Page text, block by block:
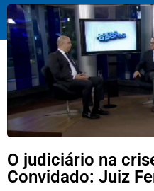
O judiciário na
Convidado: Juiz